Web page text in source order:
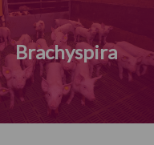
Brachyspira